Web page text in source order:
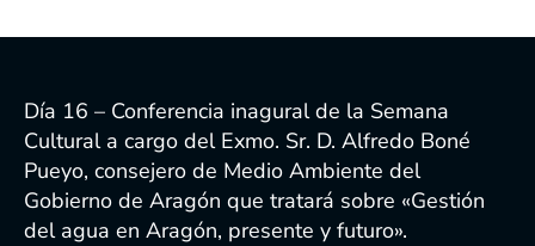
Día 16 – Conferencia inagural de la Semana
Cultural a cargo del Exmo. Sr. D. Alfredo Boné
Pueyo, consejero de Medio Ambiente del
Gobierno de Aragón que tratará sobre «Gestión
del agua en Aragón, presente y futuro».